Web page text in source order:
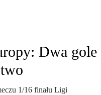
Dwa gole
1/16 finału Ligi